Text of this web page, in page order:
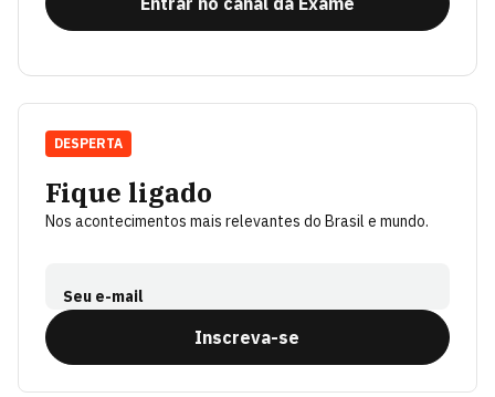
Fique ligado
Nos acontecimentos mais relevantes do Brasil e mundo.
Seu e-mail
Inscreva-se
DESPERTA